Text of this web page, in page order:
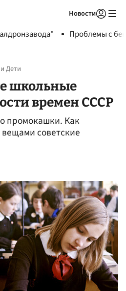
Новости
Проблемы с
Дети
школьные
времен СССР
промокашки. Как
советские